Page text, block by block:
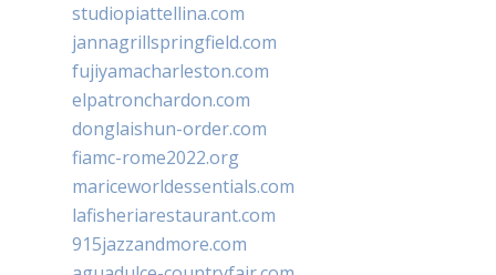
studiopiattellina.com
jannagrillspringfield.com
fujiyamacharleston.com
elpatronchardon.com
donglaishun-order.com
fiamc-rome2022.org
mariceworldessentials.com
lafisheriarestaurant.com
915jazzandmore.com